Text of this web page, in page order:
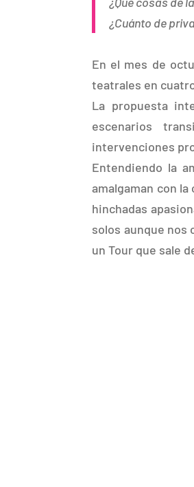
¿Cuánto de
En el mes de
teatrales en
La propuesta
escenarios
intervenciones
Entendiendo la
amalgaman con
hinchadas
solos aunque nos
un Tour que sale